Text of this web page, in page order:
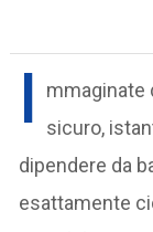
I
mmaginate
sicuro,
dipendere da
esattamente